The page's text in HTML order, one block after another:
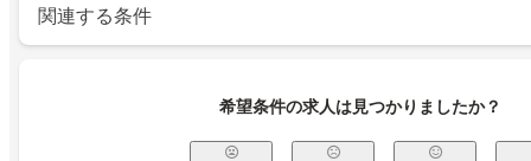
関連する条件
希望条件の求人は見つかりましたか？